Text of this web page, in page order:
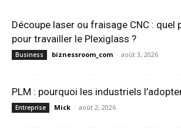
Découpe laser ou fraisage CNC : quel
pour travailler le Plexiglass ?
Business biznessroom_com - août 3, 2026
PLM : pourquoi les industriels
Entreprise Mick - août 2, 2026